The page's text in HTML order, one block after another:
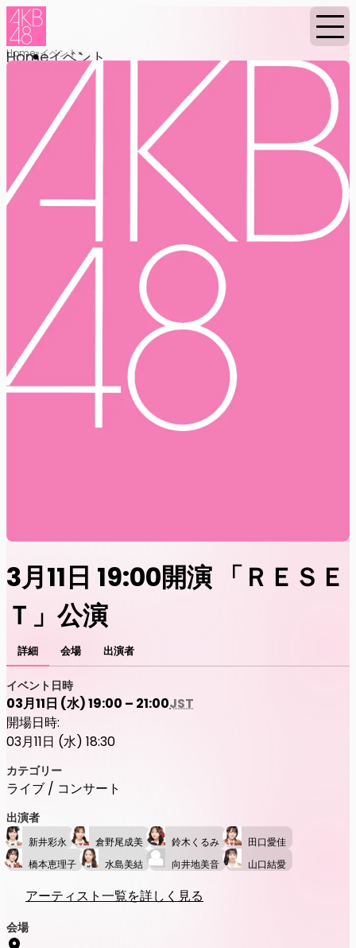
Homeイベント
Home イベント
3月11日 19:00開演 「ＲＥＳＥ
Ｔ」公演
詳細 会場 出演者
イベント日時
03月11日 (水) 19:00 – 21:00JST
開場日時:
03月11日 (水) 18:30
カテゴリー
ライブ / コンサート
出演者
新井彩永 倉野尾成美 鈴木くるみ
田口愛佳
橋本恵理子
水島美結 向井地美音 山口結愛
アーティスト一覧を詳しく見る
会場